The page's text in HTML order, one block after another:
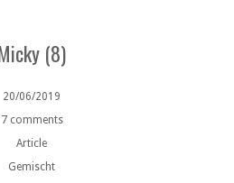
(8)
20/06/2019
7 comments
Article
Gemischt